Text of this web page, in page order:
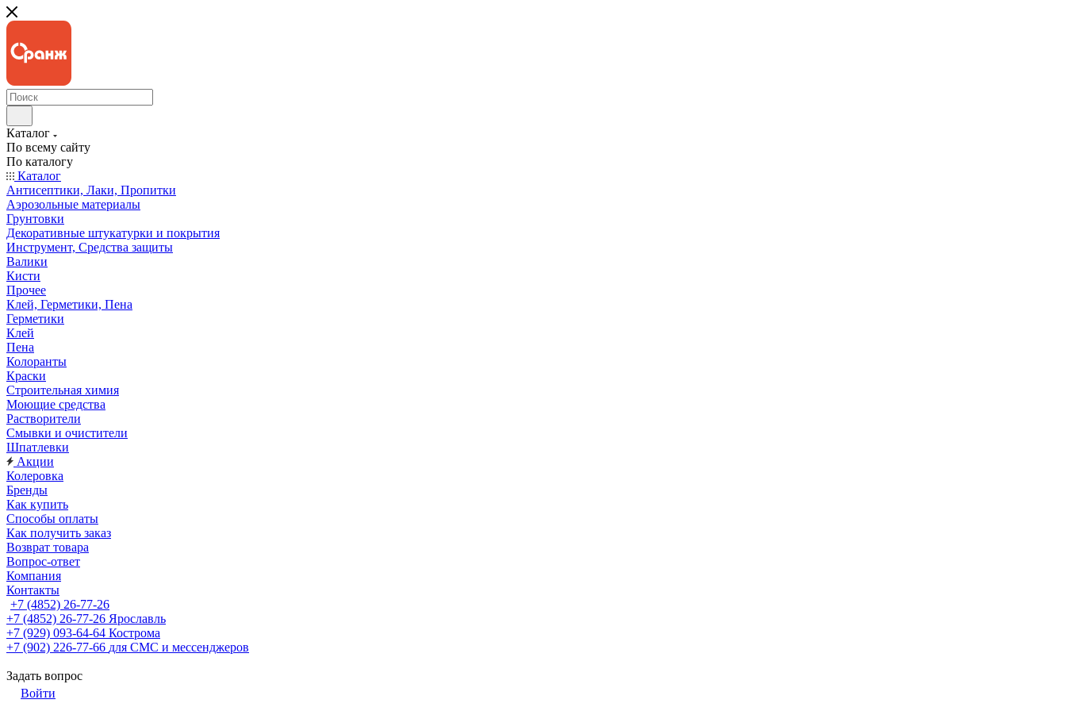
Каталог
По всему сайту
По каталогу
Каталог
Антисептики, Лаки, Пропитки
Аэрозольные материалы
Грунтовки
Декоративные штукатурки и покрытия
Инструмент, Средства защиты
Валики
Кисти
Прочее
Клей, Герметики, Пена
Герметики
Клей
Пена
Колоранты
Краски
Строительная химия
Моющие средства
Растворители
Смывки и очистители
Шпатлевки
Акции
Колеровка
Бренды
Как купить
Способы оплаты
Как получить заказ
Возврат товара
Вопрос-ответ
Компания
Контакты
+7 (4852) 26-77-26
+7 (4852) 26-77-26 Ярославль
+7 (929) 093-64-64 Кострома
+7 (902) 226-77-66 для СМС и мессенджеров
Задать вопрос
Войти